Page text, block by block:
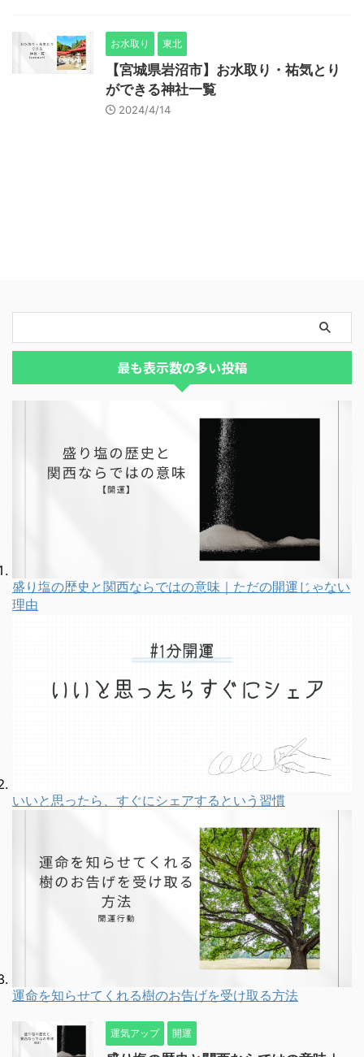
お水取り 東北
【宮城県岩沼市】お水取り・祐気とり
ができる神社一覧
2024/4/14
最も表示数の多い投稿
盛り塩の歴史と関西ならではの意味｜ただの開運じゃない
理由
いいと思ったら、すぐにシェアするという習慣
運命を知らせてくれる樹のお告げを受け取る方法
運気アップ 開運